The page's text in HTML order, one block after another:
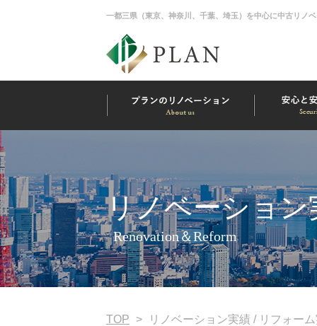
一都三県（東京、神奈川、千葉、埼玉）を中心に中古リノ
リノベーショ
Renovation＆Reform
TOP > リノベーション実績 / リフォー